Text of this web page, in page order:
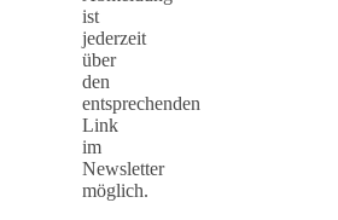
ist
jederzeit
über
den
entsprechenden
Link
im
Newsletter
möglich.